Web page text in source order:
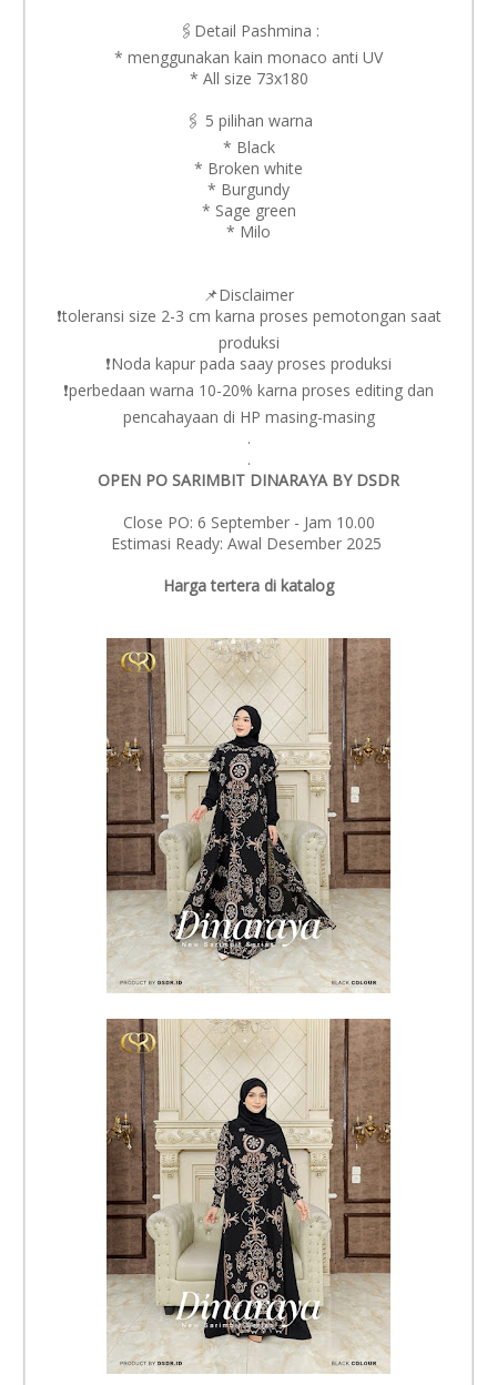
🖇️Detail Pashmina :
* menggunakan kain monaco anti UV
* All size 73x180
🖇️ 5 pilihan warna
* Black
* Broken white
* Burgundy
* Sage green
* Milo
📌Disclaimer
❗️toleransi size 2-3 cm karna proses pemotongan saat
produksi
❗️Noda kapur pada saay proses produksi
❗️perbedaan warna 10-20% karna proses editing dan
pencahayaan di HP masing-masing
.
.
OPEN PO SARIMBIT DINARAYA BY DSDR
Close PO: 6 September - Jam 10.00
Estimasi Ready: Awal Desember 2025
Harga tertera di katalog